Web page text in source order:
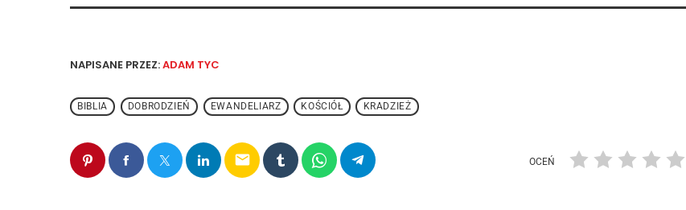
NAPISANE PRZEZ:ADAM TYC
BIBLIA DOBRODZIEŃ EWANDELIARZ KOŚCIÓŁ KRADZIEŻ
email OCEŃ